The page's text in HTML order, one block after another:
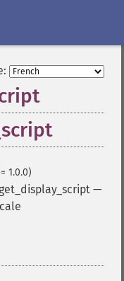
1.0.0)
—